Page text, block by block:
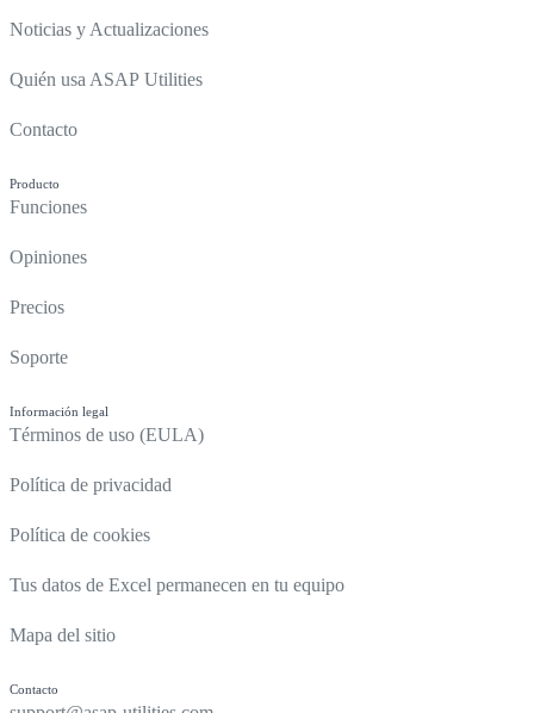
Noticias y Actualizaciones
Quién usa ASAP Utilities
Contacto
Producto
Funciones
Opiniones
Precios
Soporte
Información legal
Términos de uso (EULA)
Política de privacidad
Política de cookies
Tus datos de Excel permanecen en tu equipo
Mapa del sitio
Contacto